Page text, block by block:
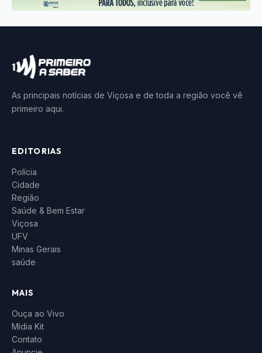
As principais notícias de Viçosa e de toda a região você vê
primeiro aqui.
EDITORIAS
Polícia
Cidade
Região
Saúde & Bem Estar
Viçosa
UFV
Minas Gerais
saúde
MAIS
Ouça ao Vivo
Mídia Kit
Contato